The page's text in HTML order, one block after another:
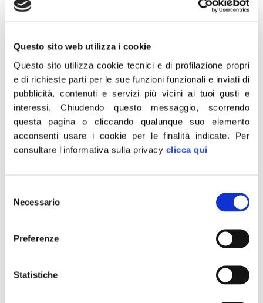
Questo sito web utilizza i cookie
Questo sito utilizza cookie tecnici e di profilazione propri
e di richieste parti per le sue funzioni funzionali e inviati di
pubblicità, contenuti e servizi più vicini ai tuoi gusti e
interessi.Chiudendo questo messaggio, scorrendo
questa pagina o cliccando qualunque suo elemento
acconsenti usare i cookie per le finalità indicate. Per
consultare l'informativa sulla privacy clicca qui
delNecessario
Preferenze
Statistiche
positivi al Covid-19, persone che non sono controllate
e che ignorano le disposizioni. La sensazione è che in
quei quadranti della città maggiormente esposti
all’ospitalità di migranti, la situazione sanitaria sia
sfuggita di mano al Governatore Zingaretti. Risultano,
infatti, altri due casi positivi: uno riscontrato presso lo
Sprar di Torre Maura, in via delle Allodole, e l’altro al
situazione al limite, tanto che come Fdi abbiamo
denunciato più di un mese fa, con un’interrogazione
rivolta al presidente del Consiglio Conte e ai ministri
dell’Interno Lamorgese e della Sanità Speranza, la
possibilità di rischio contagio proprio per i centri Sprar
e Cas nel Municipio VI. La sindaca di Roma Raggi e il